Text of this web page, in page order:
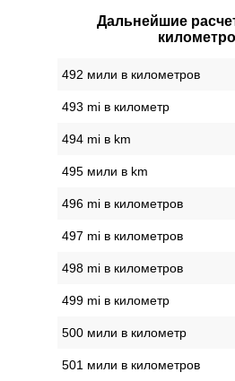
Дальнейшие
492 мили в километров
493 mi в километр
494 mi в km
495 мили в km
496 mi в километров
497 mi в километров
498 mi в километров
499 mi в километр
500 мили в километр
501 мили в километров